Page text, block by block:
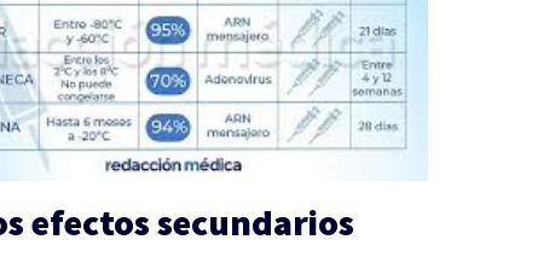
efectos secundarios